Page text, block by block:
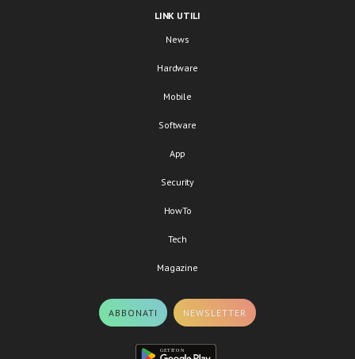
LINK UTILI
News
Hardware
Mobile
Software
App
Security
HowTo
Tech
Magazine
ABBONATI NEWSLETTER